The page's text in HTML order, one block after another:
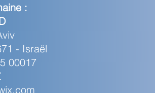
:
- Israël
00017